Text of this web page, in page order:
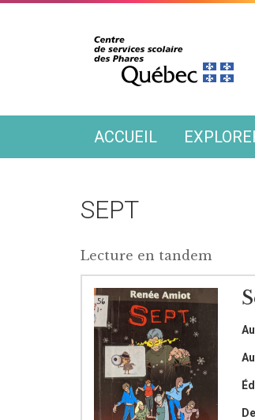
ACCUEIL
SEPT
Lecture en tandem